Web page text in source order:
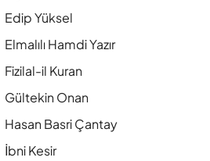
Edip Yüksel
Elmalılı Hamdi Yazır
Fizilal-il Kuran
Gültekin Onan
Hasan Basri Çantay
İbni Kesir